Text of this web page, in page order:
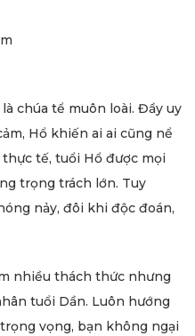
chúa tể muôn loài. Đầy uy
Hổ khiến ai ai cũng nể
tế, tuổi Hổ được mọi
trọng trách lớn. Tuy
nảy, đôi khi độc đoán,
nhiều thách thức nhưng
tuổi Dần. Luôn hướng
vọng, bạn không ngại